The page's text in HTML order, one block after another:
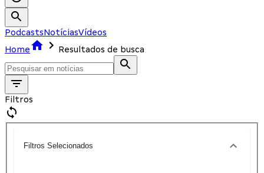
PodcastsNotíciasVídeos
Home
Resultados de busca
Filtros
Filtros Selecionados